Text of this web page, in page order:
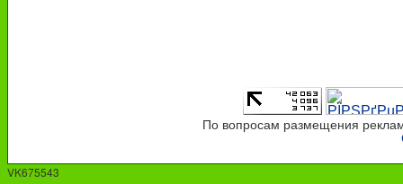
По вопросам размещения
VK675543